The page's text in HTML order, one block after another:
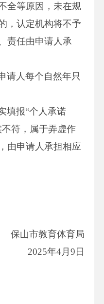
全等原因，未在规
，认定机构将不予
责任由申请人承
请人每个自然年只
填报“个人承诺
符，属于弄虚作
由申请人承担相应
保山市教育体育局
2025年4月9日